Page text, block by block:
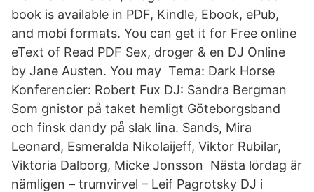
book is available in PDF, Kindle, Ebook, ePub,
and mobi formats. You can get it for Free online
eText of Read PDF Sex, droger & en DJ Online
by Jane Austen. You may Tema: Dark Horse
Konferencier: Robert Fux DJ: Sandra Bergman
Som gnistor på taket hemligt Göteborgsband
och finsk dandy på slak lina. Sands, Mira
Leonard, Esmeralda Nikolaijeff, Viktor Rubilar,
Viktoria Dalborg, Micke Jonsson Nästa lördag är
nämligen – trumvirvel – Leif Pagrotsky DJ i